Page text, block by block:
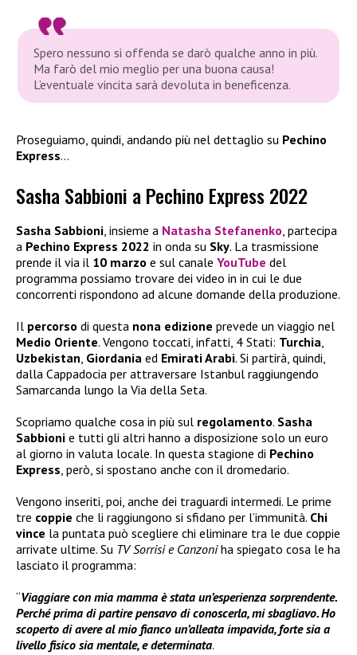
Spero nessuno si offenda se darò qualche anno in più.
Ma farò del mio meglio per una buona causa!
L’eventuale vincita sarà devoluta in beneficenza.
Proseguiamo, quindi, andando più nel dettaglio su Pechino
Express…
Sasha Sabbioni a Pechino Express 2022
Sasha Sabbioni, insieme a Natasha Stefanenko, partecipa
a Pechino Express 2022 in onda su Sky. La trasmissione
prende il via il 10 marzo e sul canale YouTube del
programma possiamo trovare dei video in in cui le due
concorrenti rispondono ad alcune domande della produzione.
Il percorso di questa nona edizione prevede un viaggio nel
Medio Oriente. Vengono toccati, infatti, 4 Stati: Turchia,
Uzbekistan, Giordania ed Emirati Arabi. Si partirà, quindi,
dalla Cappadocia per attraversare Istanbul raggiungendo
Samarcanda lungo la Via della Seta.
Scopriamo qualche cosa in più sul regolamento. Sasha
Sabbioni e tutti gli altri hanno a disposizione solo un euro
al giorno in valuta locale. In questa stagione di Pechino
Express, però, si spostano anche con il dromedario.
Vengono inseriti, poi, anche dei traguardi intermedi. Le prime
tre coppie che li raggiungono si sfidano per l’immunità. Chi
vince la puntata può scegliere chi eliminare tra le due coppie
arrivate ultime. Su TV Sorrisi e Canzoniha spiegato cosa le ha
lasciato il programma:
“Viaggiare con mia mamma è stata un’esperienza sorprendente.
Perché prima di partire pensavo di conoscerla, mi sbagliavo. Ho
scoperto di avere al mio fianco un’alleata impavida, forte sia a
livello fisico sia mentale, e determinata.